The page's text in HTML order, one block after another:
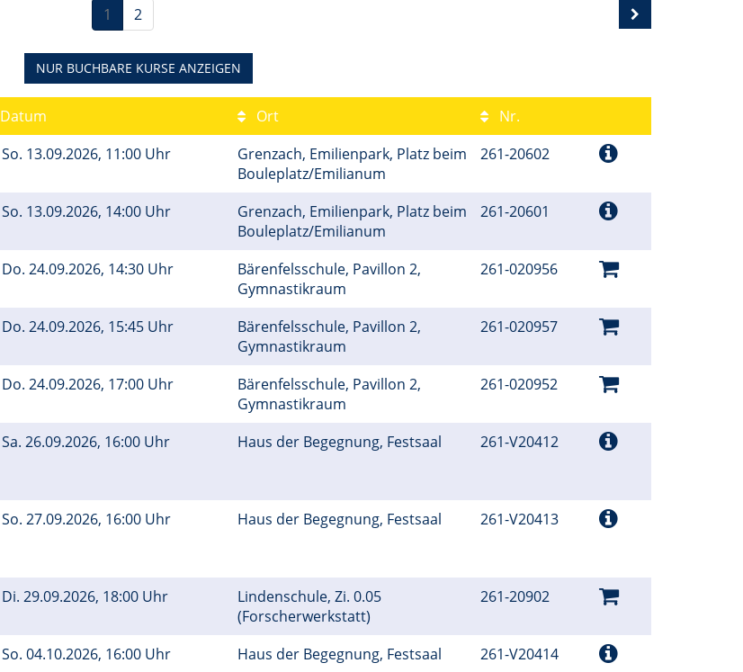
1 2
NUR BUCHBARE KURSE ANZEIGEN
Datum Ort
Nr.
So. 13.09.2026, 11:00 Uhr
Grenzach, Emilienpark, Platz beim
Bouleplatz/Emilianum
261-20602
So. 13.09.2026, 14:00 Uhr
Grenzach, Emilienpark, Platz beim
Bouleplatz/Emilianum
261-20601
Do. 24.09.2026, 14:30 Uhr
Bärenfelsschule, Pavillon 2,
Gymnastikraum
261-020956
Do. 24.09.2026, 15:45 Uhr
Bärenfelsschule, Pavillon 2,
Gymnastikraum
261-020957
Do. 24.09.2026, 17:00 Uhr
Bärenfelsschule, Pavillon 2,
Gymnastikraum
261-020952
Sa. 26.09.2026, 16:00 Uhr Haus der Begegnung, Festsaal 261-V20412
So. 27.09.2026, 16:00 Uhr Haus der Begegnung, Festsaal 261-V20413
Di. 29.09.2026, 18:00 Uhr
Lindenschule, Zi. 0.05
(Forscherwerkstatt)
261-20902
So. 04.10.2026, 16:00 Uhr Haus der Begegnung, Festsaal 261-V20414